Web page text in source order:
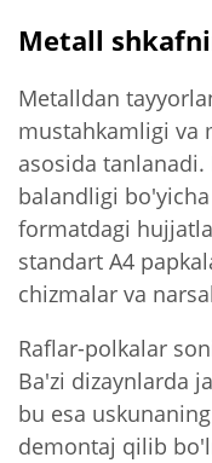
Metall
Metalldan
mustahkamligi va
asosida
balandligi
formatdagi
standart A4
chizmalar va
Raflar-polkalar
Ba'zi dizaynlarda
bu esa
demontaj qilib